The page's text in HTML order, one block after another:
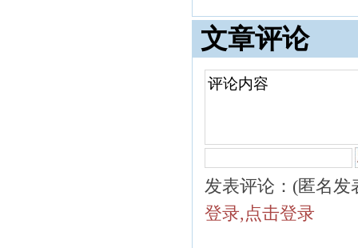
文章评论
发表评论：(匿名
登录,点击登录